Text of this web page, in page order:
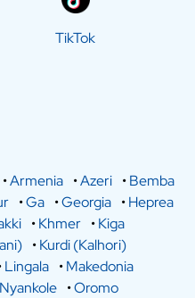
TikTok
•Armenia •Azeri •Bemba
•Ga •Georgia •Heprea
•Khmer •Kiga
•Kurdi (Kalhori)
Lingala •Makedonia
Nyankole •Oromo